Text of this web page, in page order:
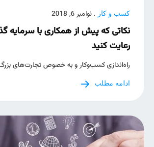
کسب و کار . نوامبر 6, 2018
نکاتی که پیش از همکاری با سرمایه
رعایت کنید
راه‌اندازی کسب‌وکار و به خصوص تجارت‌های
ادامه مطلب